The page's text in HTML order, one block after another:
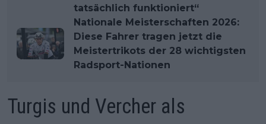
tatsächlich funktioniert“
Nationale Meisterschaften 2026:
Diese Fahrer tragen jetzt die
Meistertrikots der 28 wichtigsten
Radsport-Nationen
Turgis und Vercher als